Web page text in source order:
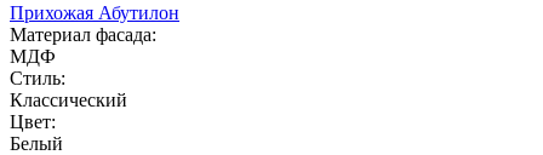
Прихожая Абутилон
Материал фасада:
МДФ
Стиль:
Классический
Цвет:
Белый